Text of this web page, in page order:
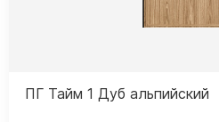
ПГ Тайм 1 Дуб альпийский